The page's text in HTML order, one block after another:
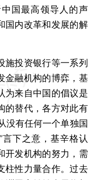
国最高领导人的声
国内改革和发展的解
投资银行等一系列
金融机构的博弈，基
为来自中国的倡议是
的替代，各方对此有
没有任何一个单独国
下之意，基辛格认
开发机构的努力，需
柱性力量合作。过去